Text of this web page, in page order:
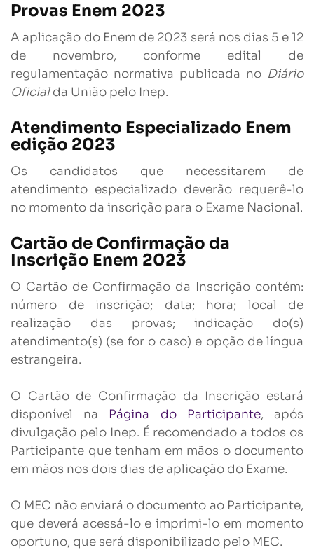
Provas Enem 2023
A aplicação do Enem de 2023 será nos dias 5 e 12
de novembro, conforme edital de
regulamentação normativa publicada no Diário
Oficialda União pelo Inep.
Atendimento Especializado Enem
edição 2023
Os candidatos que necessitarem de
atendimento especializado deverão requerê-lo
no momento da inscrição para o Exame Nacional.
Cartão de Confirmação da
Inscrição Enem 2023
O Cartão de Confirmação da Inscrição contém:
número de inscrição; data; hora; local de
realização das provas; indicação do(s)
atendimento(s) (se for o caso) e opção de língua
estrangeira.
O Cartão de Confirmação da Inscrição estará
disponível na Página do Participante, após
divulgação pelo Inep. É recomendado a todos os
Participante que tenham em mãos o documento
em mãos nos dois dias de aplicação do Exame.
O MEC não enviará o documento ao Participante,
que deverá acessá-lo e imprimi-lo em momento
oportuno, que será disponibilizado pelo MEC.